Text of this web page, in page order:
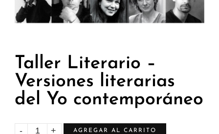
Taller Literario –
Versiones literarias
del Yo contemporáneo
AGREGAR AL CARRITO